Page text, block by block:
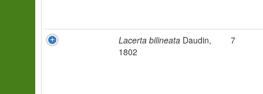
Lacerta bilineata Daudin,
1802
7